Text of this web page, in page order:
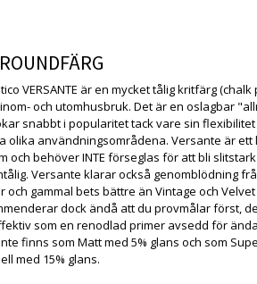
VERSANTE är en mycket tålig kritfärg (chalk
och utomhusbruk. Det är en oslagbar
snabbt i popularitet tack vare sin flexibilitet
olika användningsområdena. Versante är ett
och behöver INTE förseglas för att bli
Versante klarar också genomblödning
och gammal bets bättre än Vintage och Velvet
dock ändå att du provmålar först,
som en renodlad primer avsedd för
finns som Matt med 5% glans och som
med 15% glans.